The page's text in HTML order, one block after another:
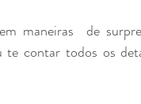
maneiras  de
contar todos os